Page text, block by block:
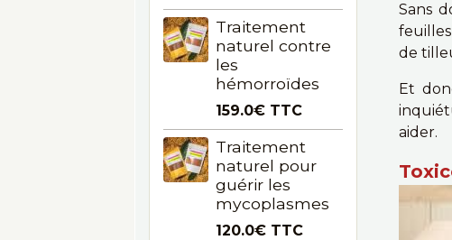
Sans
de
Et
aider.
Traitement
naturel contre
les
hémorroïdes
159.0€ TTC
Traitement
naturel pour
guérir les
mycoplasmes
120.0€ TTC